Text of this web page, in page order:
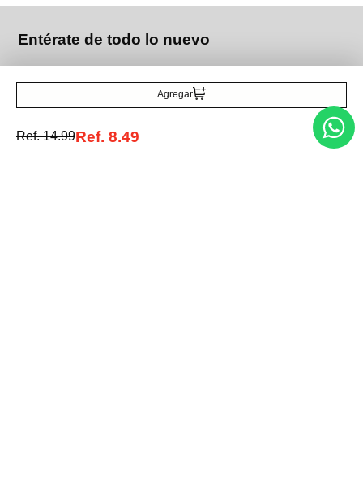
Agregar
Ref.14.99Ref. 8.49
Entérate de todo lo nuevo
Suscribirse